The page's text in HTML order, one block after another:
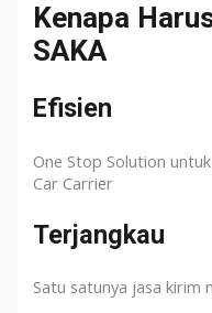
Kenapa
SAKA
Efisien
One Stop Solution
Car Carrier
Terjangkau
Satu satunya jasa kirim